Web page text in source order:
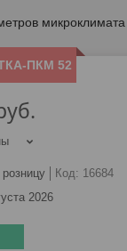
микроклимата
ПКМ 52
Код: 16684
2026